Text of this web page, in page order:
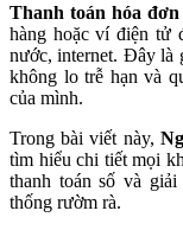
Thanh toán hóa đơn
hàng hoặc ví điện tử
nước, internet. Đây là
không lo trễ hạn và
của mình.
Trong bài viết này,
tìm hiểu chi tiết mọi
thanh toán số và
thống rườm rà.